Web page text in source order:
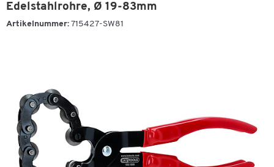
Edelstahlrohre, Ø 19-83mm
Artikelnummer: 715427-SW81